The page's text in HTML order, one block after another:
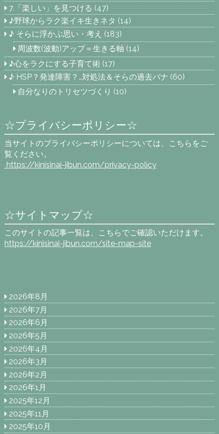
7.「楽しい」を見つける (47)
♪野球からラク楽イキ生きネタ (14)
♪ そらに浮かぶ思い・考え (183)
周波数(波動)アップ＝生きる軸 (14)
♪心をラクにする子育て術 (17)
♪ HSP？発達障害？…対処法＆そらの過去バナ (60)
自分なりのトリセツづくり (10)
☆プライバシーポリシー☆
当サイトのプライバシーポリシーについては、こちらをご
覧ください。
https://kinisinai-jibun.com/privacy-policy
☆サイトマップ☆
このサイトの記事一覧は、こちらでご確認いただけます。
https://kinisinai-jibun.com/site-map-site
2026年8月
2026年7月
2026年6月
2026年5月
2026年4月
2026年3月
2026年2月
2026年1月
2025年12月
2025年11月
2025年10月